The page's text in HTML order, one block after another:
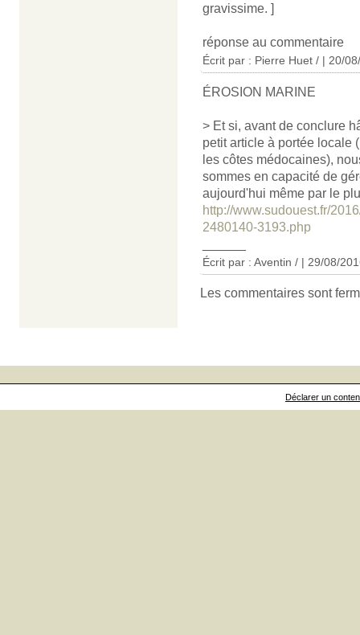
gravissime. ]
réponse au commentaire
Écrit par : Pierre Huet / | 20/
ÉROSION MARINE
> Et si, avant de conclure
petit article à portée locale
les côtes médocaines),
sommes en capacité de
aujourd'hui même par le
http://www.sudouest.fr/
2480140-3193.php
Écrit par : Aventin / | 29/08/
Les commentaires sont
Déclarer un